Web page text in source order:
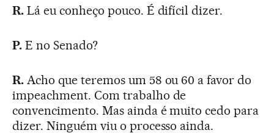
R. Lá eu conheço pouco. É difícil dizer.
P. E no Senado?
R.Acho que teremos um 58 ou 60 a favor do
impeachment. Com trabalho de
convencimento. Mas ainda é muito cedo para
dizer. Ninguém viu o processo ainda.